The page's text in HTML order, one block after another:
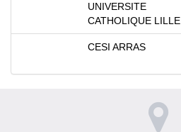
UNIVERSITE
CATHOLIQUE LILLE
CESI ARRAS